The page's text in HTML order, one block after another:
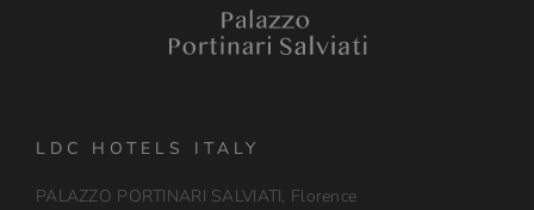
LDC HOTELS ITALY
PALAZZO PORTINARI SALVIATI, Florence